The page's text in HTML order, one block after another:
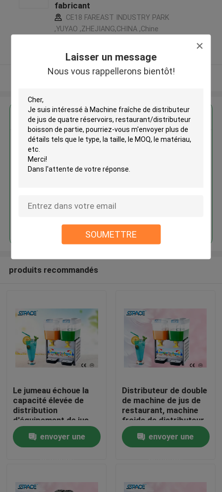
Laisser un message
Nous vous rappellerons bientôt!
SOUMETTRE
Accueil
Contacts
fabricant
CE18 FAREAST INDUSTRY PARK
,YUYAO ,ZHEJIANG,CHINA ,Chine
Fournisseur vérifié
Regardez plus
Machine fraîche de distributeur
restaurant/distributeur boisson
produits recommandés
Le jumeau échoue la
capacité élevée de
distribution
d'équipement de jus
chaud et froid
envoyer une
Distributeur de double
de machine de jus de
restaurant, machine
froide de distributeur
de boisson de fruit
envoyer une